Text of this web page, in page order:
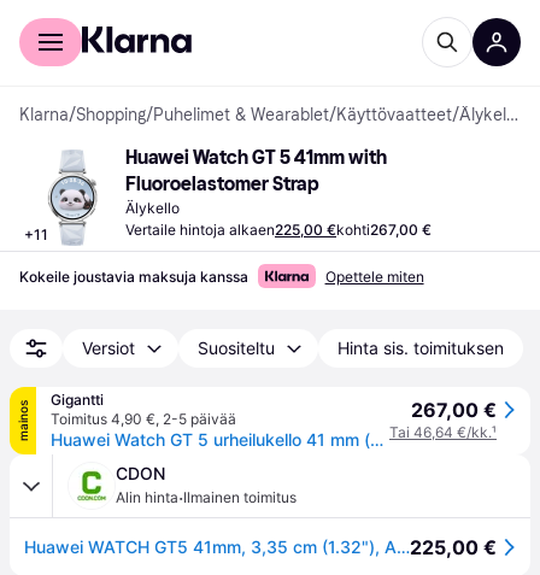
Kuluttajille
Klarna/Shopping/Puhelimet & Wearablet/Käyttövaatteet/ Älykellot
+11
Huawei Watch GT 5 41mm with
Fluoroelastomer Strap
Älykello
Vertaile hintoja alkaen225,00 €kohti267,00 €
Kokeile joustavia maksuja kanssa Opettele miten
Versiot Suositeltu Hinta sis. toimituksen
mainos
Gigantti
Toimitus 4,90 €, 2-5 päivää
Huawei Watch GT 5 urheilukello 41 mm (sininen)
267,00 €
Tai 46,64 €/kk.¹
CDON
Alin hinta·Ilmainen toimitus
Huawei WATCH GT5 41mm, 3,35 cm (1.32"), AMOLED, 35 g225,00 €